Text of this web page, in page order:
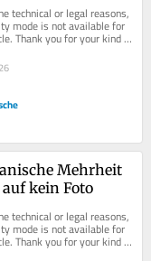
technical or legal reasons,
mode is not available for
Thank you for your kind
Mehrheit
kein Foto
technical or legal reasons,
mode is not available for
Thank you for your kind